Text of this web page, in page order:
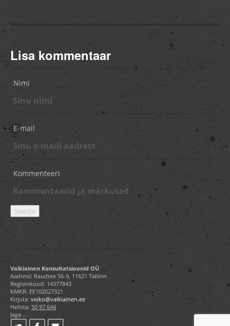
Lisa kommentaar
Nimi
E-mail
Kommenteeri
Valkiainen Konsultatsioonid OÜ
Aadress: Raudtee 56-9, 11621 Tallinn
Registrikood: 14377843
KMKR: EE102027321
Kirjuta: veiko@valkiainen.ee
Helista: 50 97 644
Jaga ...